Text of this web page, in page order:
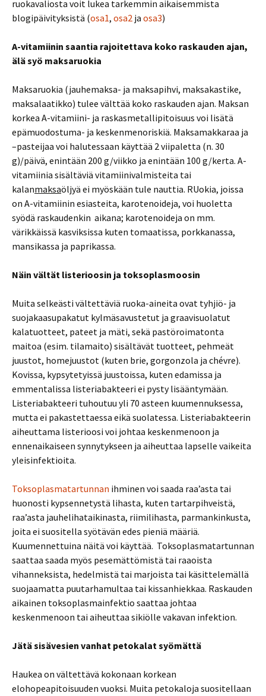
ruokavaliosta voit lukea tarkemmin aikaisemmista
blogipäivityksistä (osa1, osa2 ja osa3)
A-vitamiinin saantia rajoitettava koko raskauden ajan,
älä syö maksaruokia
Maksaruokia (jauhemaksa- ja maksapihvi, maksakastike,
maksalaatikko) tulee välttää koko raskauden ajan. Maksan
korkea A-vitamiini- ja raskasmetallipitoisuus voi lisätä
epämuodostuma- ja keskenmenoriskiä. Maksamakkaraa ja
–pasteijaa voi halutessaan käyttää 2 viipaletta (n. 30
g)/päivä, enintään 200 g/viikko ja enintään 100 g/kerta. A-
vitamiinia sisältäviä vitamiinivalmisteita tai
kalanmaksaöljyä ei myöskään tule nauttia. RUokia, joissa
on A-vitamiinin esiasteita, karotenoideja, voi huoletta
syödä raskaudenkin aikana; karotenoideja on mm.
värikkäissä kasviksissa kuten tomaatissa, porkkanassa,
mansikassa ja paprikassa.
Näin vältät listerioosin ja toksoplasmoosin
Muita selkeästi vältettäviä ruoka-aineita ovat tyhjiö- ja
suojakaasupakatut kylmäsavustetut ja graavisuolatut
kalatuotteet, pateet ja mäti, sekä pastöroimatonta
maitoa (esim. tilamaito) sisältävät tuotteet, pehmeät
juustot, homejuustot (kuten brie, gorgonzola ja chévre).
Kovissa, kypsytetyissä juustoissa, kuten edamissa ja
emmentalissa listeriabakteeri ei pysty lisääntymään.
Listeriabakteeri tuhoutuu yli 70 asteen kuumennuksessa,
mutta ei pakastettaessa eikä suolatessa. Listeriabakteerin
aiheuttama listerioosi voi johtaa keskenmenoon ja
ennenaikaiseen synnytykseen ja aiheuttaa lapselle vaikeita
yleisinfektioita.
Toksoplasmatartunnan ihminen voi saada raa’asta tai
huonosti kypsennetystä lihasta, kuten tartarpihveistä,
raa’asta jauhelihataikinasta, riimilihasta, parmankinkusta,
joita ei suositella syötävän edes pieniä määriä.
Kuumennettuina näitä voi käyttää. Toksoplasmatartunnan
saattaa saada myös pesemättömistä tai raaoista
vihanneksista, hedelmistä tai marjoista tai käsittelemällä
suojaamatta puutarhamultaa tai kissanhiekkaa. Raskauden
aikainen toksoplasmainfektio saattaa johtaa
keskenmenoon tai aiheuttaa sikiölle vakavan infektion.
Jätä sisävesien vanhat petokalat syömättä
Haukea on vältettävä kokonaan korkean
elohopeapitoisuuden vuoksi. Muita petokaloja suositellaan